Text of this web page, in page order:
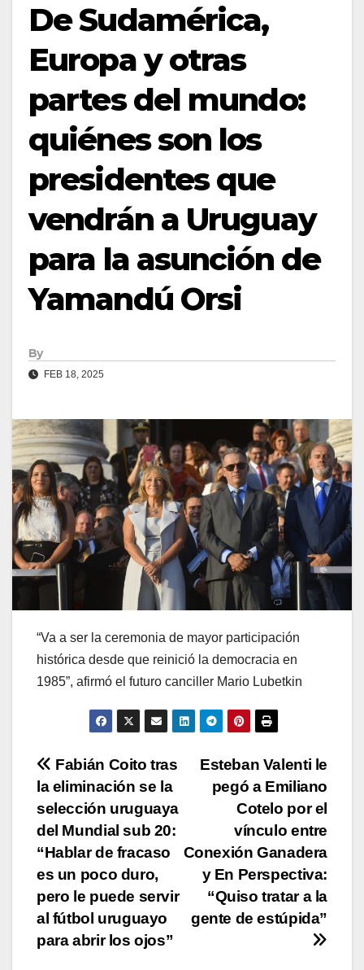
De Sudamérica,
Europa y otras
partes del mundo:
quiénes son los
presidentes que
vendrán a Uruguay
para la asunción de
Yamandú Orsi
By
FEB 18, 2025
“Va a ser la ceremonia de mayor participación
histórica desde que reinició la democracia en
1985”, afirmó el futuro canciller Mario Lubetkin
Navegación
de
entradas
Esteban Valenti le
pegó a Emiliano
Cotelo por el
vínculo entre
Conexión Ganadera
y En Perspectiva:
“Quiso tratar a la
gente de estúpida”
Fabián Coito tras
la eliminación se la
selección uruguaya
del Mundial sub 20:
“Hablar de fracaso
es un poco duro,
pero le puede servir
al fútbol uruguayo
para abrir los ojos”